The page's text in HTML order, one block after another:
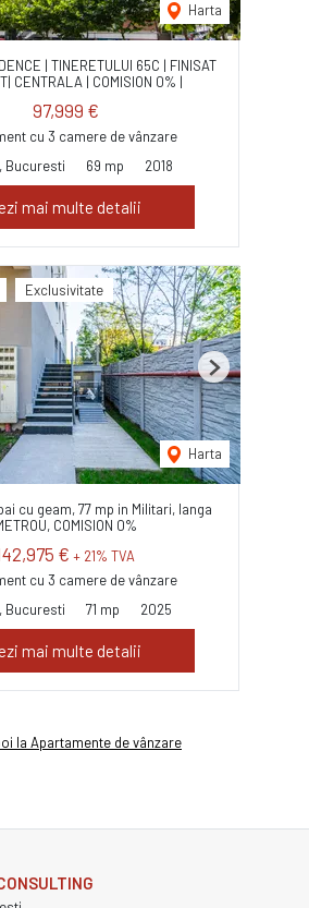
Harta
| TINERETULUI 65C | FINISAT
CENTRALA | COMISION 0% |
97,999 €
cu 3 camere de vânzare
Bucuresti
69 mp 2018
mai multe detalii
Exclusivitate
Harta
Next
cu geam, 77 mp in Militari, langa
COMISION 0%
€ + 21% TVA
cu 3 camere de vânzare
Bucuresti
71 mp 2025
mai multe detalii
la Apartamente de vânzare